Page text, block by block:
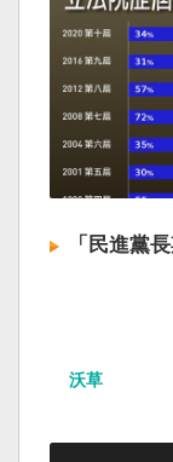
「民進黨
沃草